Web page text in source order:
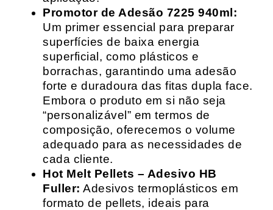
Promotor de Adesão 7225 940ml:
Um primer essencial para preparar
superfícies de baixa energia
superficial, como plásticos e
borrachas, garantindo uma adesão
forte e duradoura das fitas dupla face.
Embora o produto em si não seja
“personalizável” em termos de
composição, oferecemos o volume
adequado para as necessidades de
cada cliente.
Hot Melt Pellets – Adesivo HB
Fuller: Adesivos termoplásticos em
formato de pellets, ideais para